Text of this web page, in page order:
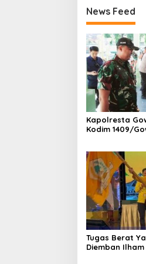
News Feed
Kapolresta
Kodim 1409/
Tugas Berat
Diemban